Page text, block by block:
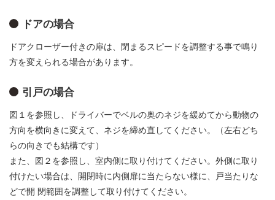
ドアの場合
ドアクローザー付きの扉は、閉まるスピードを調整する事で鳴り
方を変えられる場合があります。
引戸の場合
図１を参照し、ドライバーでベルの奥のネジを緩めてから動物の
方向を横向きに変えて、ネジを締め直してください。（左右どち
らの向きでも結構です）
また、図２を参照し、室内側に取り付けてください。外側に取り
付けたい場合は、開閉時に内側扉に当たらない様に、戸当たりな
どで開 閉範囲を調整して取り付けてください。